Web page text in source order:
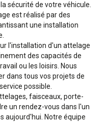
sécurité de votre véhicule.
est réalisé par des
une installation
l'installation d'un attelage
des capacités de
ou les loisirs. Nous
dans tous vos projets de
possible.
faisceaux, porte-
un rendez-vous dans l'un
aujourd'hui. Notre équipe